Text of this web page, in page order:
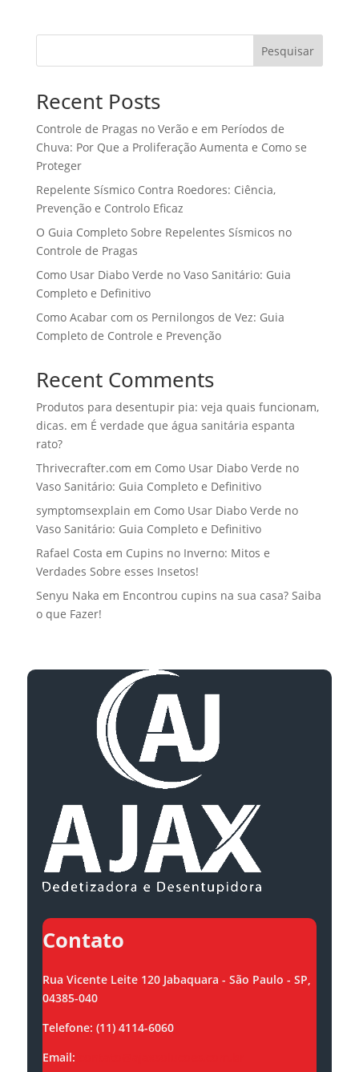
Pesquisar
Recent Posts
Controle de Pragas no Verão e em Períodos de
Chuva: Por Que a Proliferação Aumenta e Como se
Proteger
Repelente Sísmico Contra Roedores: Ciência,
Prevenção e Controlo Eficaz
O Guia Completo Sobre Repelentes Sísmicos no
Controle de Pragas
Como Usar Diabo Verde no Vaso Sanitário: Guia
Completo e Definitivo
Como Acabar com os Pernilongos de Vez: Guia
Completo de Controle e Prevenção
Recent Comments
Produtos para desentupir pia: veja quais funcionam,
dicas. em É verdade que água sanitária espanta
rato?
Thrivecrafter.com em Como Usar Diabo Verde no
Vaso Sanitário: Guia Completo e Definitivo
symptomsexplain em Como Usar Diabo Verde no
Vaso Sanitário: Guia Completo e Definitivo
Rafael Costa em Cupins no Inverno: Mitos e
Verdades Sobre esses Insetos!
Senyu Naka em Encontrou cupins na sua casa? Saiba
o que Fazer!
Contato
Rua Vicente Leite 120 Jabaquara - São Paulo - SP,
04385-040
Telefone: (11) 4114-6060
Email: